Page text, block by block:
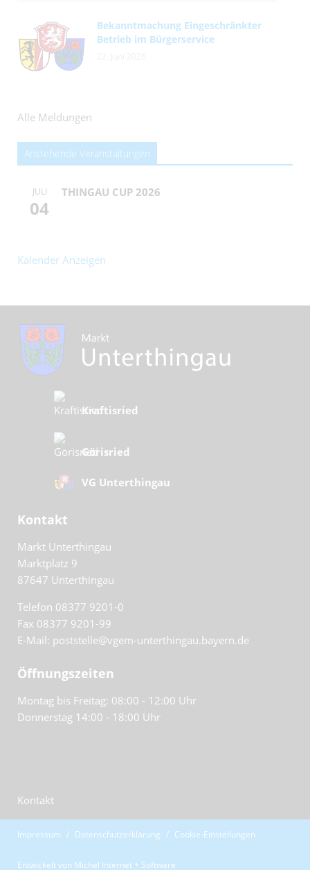
Bekanntmachung Eingeschränkter
Betrieb im Bürgerservice
Alle Meldungen
Anstehende Veranstaltungen
JULI
04
THINGAU CUP 2026
Kalender Anzeigen
Kraftisried
Görisried
VG Unterthingau
Kontakt
Markt Unterthingau
Marktplatz 9
87647 Unterthingau
Telefon 08377 9201-0
Fax 08377 9201-99
E-Mail: poststelle@vgem-unterthingau.bayern.de
Öffnungszeiten
Montag bis Freitag: 08:00 - 12:00 Uhr
Donnerstag 14:00 - 18:00 Uhr
Kontakt
Impressum Datenschutzerklärung Cookie-Einstellungen
Entwickelt von Michel Internet + Software